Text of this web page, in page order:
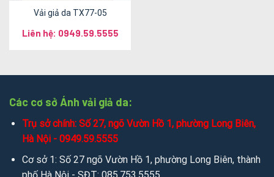
Vải giả da TX77-05
Liên hệ: 0949.59.5555
Các cơ sở Ánh vải giả da:
Trụ sở chính: Số 27, ngõ Vườn Hồ 1, phường Long Biên,
Hà Nội - 0949.59.5555
Cơ sở 1: Số 27 ngõ Vườn Hồ 1, phường Long Biên, thành